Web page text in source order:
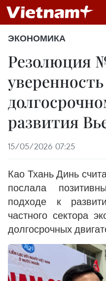
ЭКОНОМИКА
Резолюция
развития
15/05/2026 07:25
Као Тхань Динь
послала
подходе к
частного сектора
долгосрочных